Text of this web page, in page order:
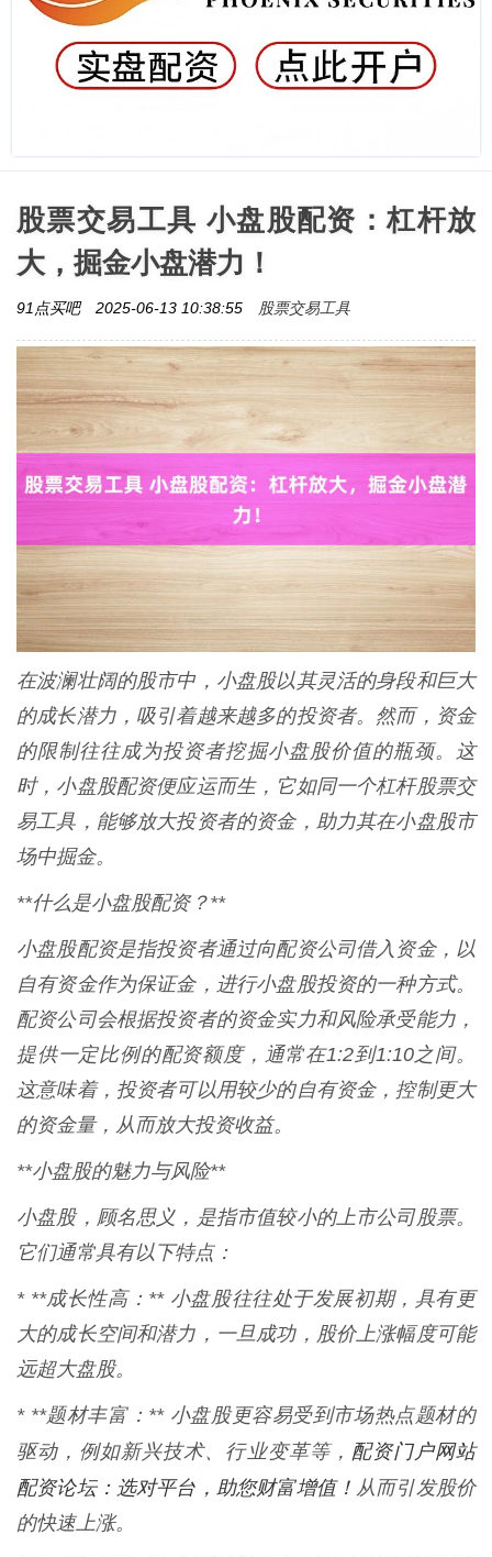
股票交易工具 小盘股配资：杠杆放
大，掘金小盘潜力！
91点买吧 2025-06-13 10:38:55 股票交易工具
在波澜壮阔的股市中，小盘股以其灵活的身段和巨大
的成长潜力，吸引着越来越多的投资者。然而，资金
的限制往往成为投资者挖掘小盘股价值的瓶颈。这
时，小盘股配资便应运而生，它如同一个杠杆股票交
易工具，能够放大投资者的资金，助力其在小盘股市
场中掘金。
**什么是小盘股配资？**
小盘股配资是指投资者通过向配资公司借入资金，以
自有资金作为保证金，进行小盘股投资的一种方式。
配资公司会根据投资者的资金实力和风险承受能力，
提供一定比例的配资额度，通常在1:2到1:10之间。
这意味着，投资者可以用较少的自有资金，控制更大
的资金量，从而放大投资收益。
**小盘股的魅力与风险**
小盘股，顾名思义，是指市值较小的上市公司股票。
它们通常具有以下特点：
* **成长性高：** 小盘股往往处于发展初期，具有更
大的成长空间和潜力，一旦成功，股价上涨幅度可能
远超大盘股。
* **题材丰富：** 小盘股更容易受到市场热点题材的
驱动，例如新兴技术、行业变革等， 配资门户网站
配资论坛：选对平台，助您财富增值！ 从而引发股价
的快速上涨。